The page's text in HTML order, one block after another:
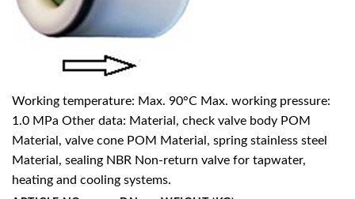
Working temperature: Max. 90°C Max. working pressure:
1.0 MPa Other data: Material, check valve body POM
Material, valve cone POM Material, spring stainless steel
Material, sealing NBR Non-return valve for tapwater,
heating and cooling systems.